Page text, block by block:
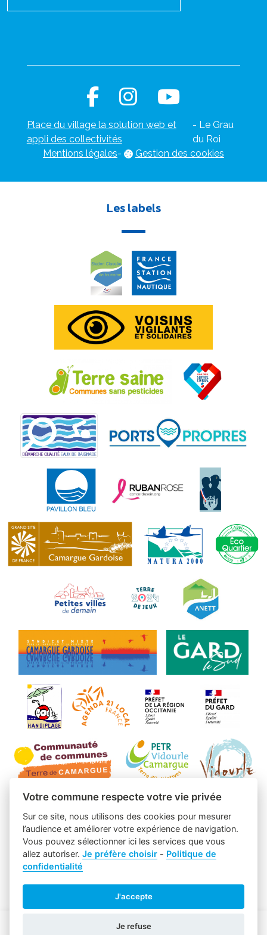
Place du village la solution web et
appli des collectivités
- Le Grau
du Roi
Mentions légales- Gestion des cookies
Les labels
Votre commune respecte votre vie privée
Sur ce site, nous utilisons des cookies pour mesurer
l’audience et améliorer votre expérience de navigation.
Vous pouvez sélectionner ici les services que vous
allez autoriser.Je préfère choisir - Politique de
confidentialité
J'accepte
Je refuse